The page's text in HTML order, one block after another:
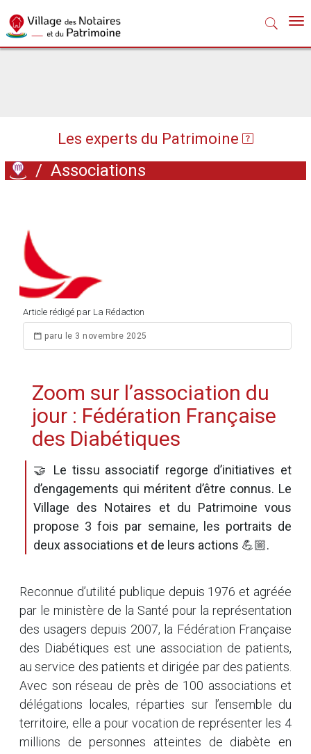
Les experts du Patrimoine
/ Associations
Article rédigé par La Rédaction
paru le 3 novembre 2025
Zoom sur l’association du
jour : Fédération Française
des Diabétiques
🤝 Le tissu associatif regorge d’initiatives et
d’engagements qui méritent d’être connus. Le
Village des Notaires et du Patrimoine vous
propose 3 fois par semaine, les portraits de
deux associations et de leurs actions 💪🏼.
Reconnue d’utilité publique depuis 1976 et agréée
par le ministère de la Santé pour la représentation
des usagers depuis 2007, la Fédération Française
des Diabétiques est une association de patients,
au service des patients et dirigée par des patients.
Avec son réseau de près de 100 associations et
délégations locales, réparties sur l’ensemble du
territoire, elle a pour vocation de représenter les 4
millions de personnes atteintes de diabète en